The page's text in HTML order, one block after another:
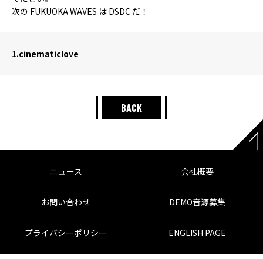
次の FUKUOKA WAVES は DSDC だ！
1.cinematiclove
BACK
ニュース 会社概要
お問い合わせ DEMO音源募集
プライバシーポリシー ENGLISH PAGE